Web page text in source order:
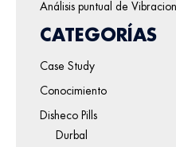
Análisis puntual de
CATEGORÍAS
Case Study
Conocimiento
Disheco Pills
Durbal